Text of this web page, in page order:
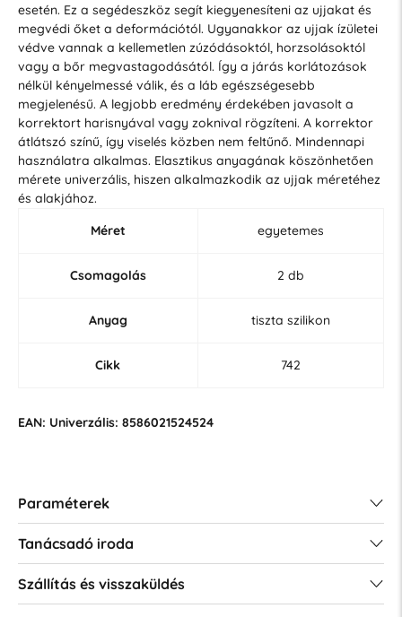
esetén. Ez a segédeszköz segít kiegyenesíteni az ujjakat és
megvédi őket a deformációtól. Ugyanakkor az ujjak ízületei
védve vannak a kellemetlen zúzódásoktól, horzsolásoktól
vagy a bőr megvastagodásától. Így a járás korlátozások
nélkül kényelmessé válik, és a láb egészségesebb
megjelenésű. A legjobb eredmény érdekében javasolt a
korrektort harisnyával vagy zoknival rögzíteni. A korrektor
átlátszó színű, így viselés közben nem feltűnő. Mindennapi
használatra alkalmas. Elasztikus anyagának köszönhetően
mérete univerzális, hiszen alkalmazkodik az ujjak méretéhez
és alakjához.
Méret
egyetemes
Csomagolás 2 db
Anyag tiszta szilikon
Cikk 742
EAN: Univerzális: 8586021524524
Paraméterek
Tanácsadó iroda
Szállítás és visszaküldés